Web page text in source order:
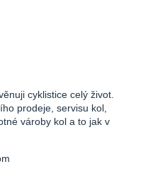
cyklistice celý život.
prodeje, servisu kol,
vároby kol a to jak v